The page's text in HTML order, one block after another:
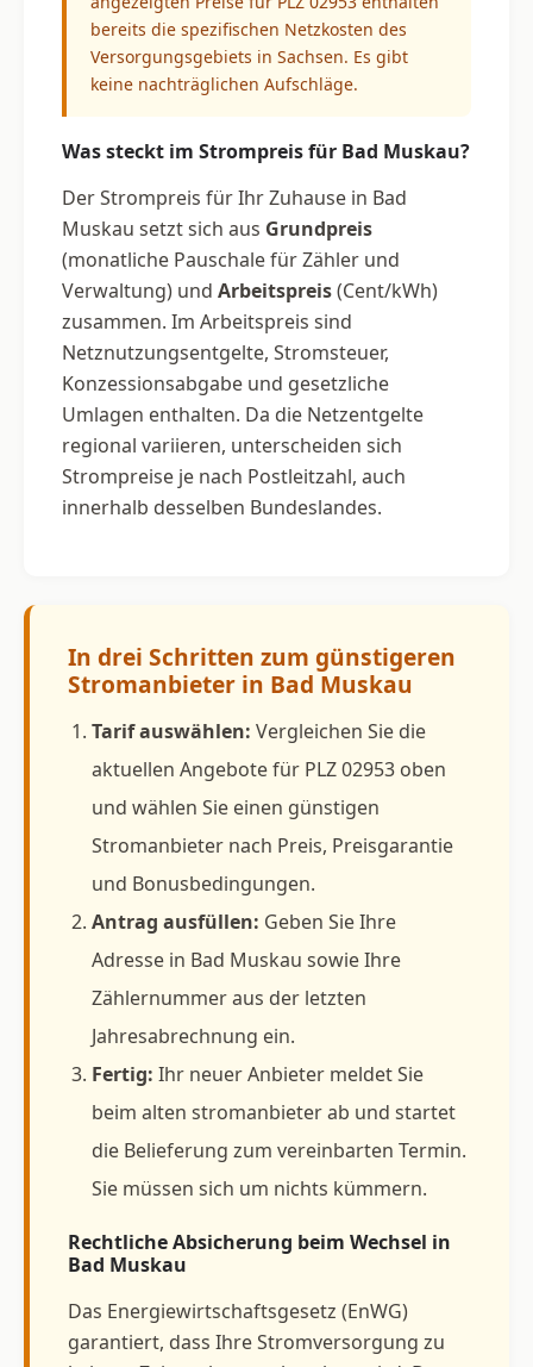
bereits die spezifischen Netzkosten des
Versorgungsgebiets in Sachsen. Es gibt
keine nachträglichen Aufschläge.
Was steckt im Strompreis für Bad Muskau?
Der Strompreis für Ihr Zuhause in Bad
Muskau setzt sich aus Grundpreis
(monatliche Pauschale für Zähler und
Verwaltung) und Arbeitspreis(Cent/kWh)
zusammen. Im Arbeitspreis sind
Netznutzungsentgelte, Stromsteuer,
Konzessionsabgabe und gesetzliche
Umlagen enthalten. Da die Netzentgelte
regional variieren, unterscheiden sich
Strompreise je nach Postleitzahl, auch
innerhalb desselben Bundeslandes.
In drei Schritten zum günstigeren
Stromanbieter in Bad Muskau
Tarif auswählen: Vergleichen Sie die
aktuellen Angebote für PLZ 02953 oben
und wählen Sie einen günstigen
Stromanbieter nach Preis, Preisgarantie
und Bonusbedingungen.
Antrag ausfüllen: Geben Sie Ihre
Adresse in Bad Muskau sowie Ihre
Zählernummer aus der letzten
Jahresabrechnung ein.
Fertig: Ihr neuer Anbieter meldet Sie
beim alten stromanbieter ab und startet
die Belieferung zum vereinbarten Termin.
Sie müssen sich um nichts kümmern.
Rechtliche Absicherung beim Wechsel in
Bad Muskau
Das Energiewirtschaftsgesetz (EnWG)
garantiert, dass Ihre Stromversorgung zu